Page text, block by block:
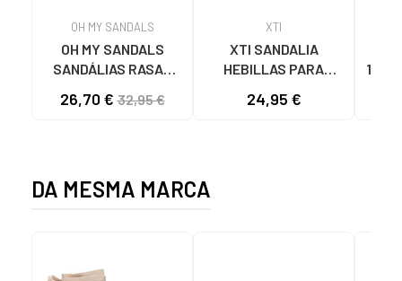
OH MY SANDALS
OH MY SANDALS
SANDÁLIAS RASAS
DOYA CHAMPAN
26,70 €32,95 €
XTI
XTI SANDALIA
HEBILLAS PARA
24,95 €
DA MESMA MARCA